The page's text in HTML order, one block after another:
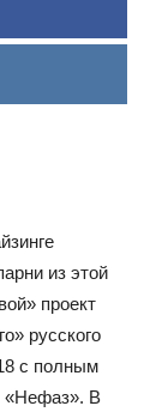
из этой
проект
русского
с полным
«Нефаз». В